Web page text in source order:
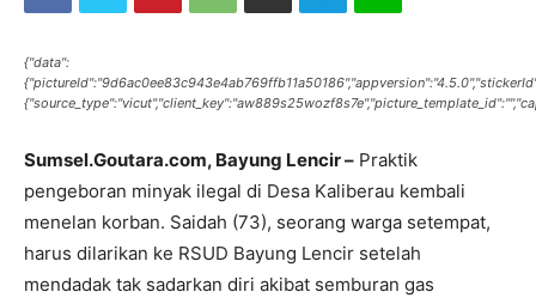
{"data":
Sumsel.Goutara.com, Bayung Lencir – Praktik
pengeboran minyak ilegal di Desa Kaliberau kembali
menelan korban. Saidah (73), seorang warga setempat,
harus dilarikan ke RSUD Bayung Lencir setelah
mendadak tak sadarkan diri akibat semburan gas